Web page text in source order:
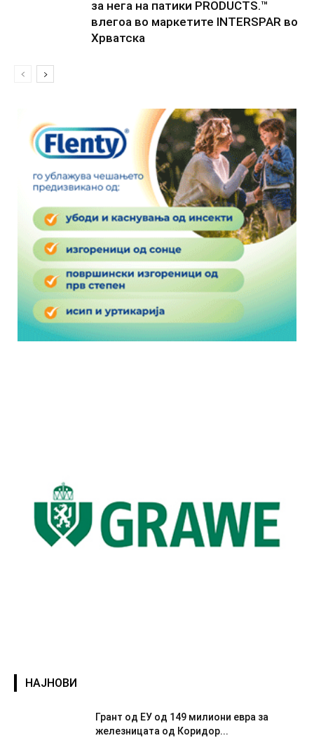
за нега на патики PRODUCTS.™
влегоа во маркетите INTERSPAR во
Хрватска
НАЈНОВИ
Грант од ЕУ од 149 милиони евра за
железницата од Коридор...